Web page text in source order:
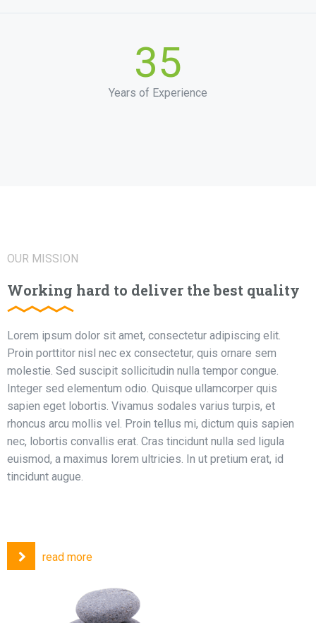
35
Years of Experience
OUR MISSION
Working hard to deliver the best quality
Lorem ipsum dolor sit amet, consectetur adipiscing elit.
Proin porttitor nisl nec ex consectetur, quis ornare sem
molestie. Sed suscipit sollicitudin nulla tempor congue.
Integer sed elementum odio. Quisque ullamcorper quis
sapien eget lobortis. Vivamus sodales varius turpis, et
rhoncus arcu mollis vel. Proin tellus mi, dictum quis sapien
nec, lobortis convallis erat. Cras tincidunt nulla sed ligula
euismod, a maximus lorem ultricies. In ut pretium erat, id
tincidunt augue.
read more